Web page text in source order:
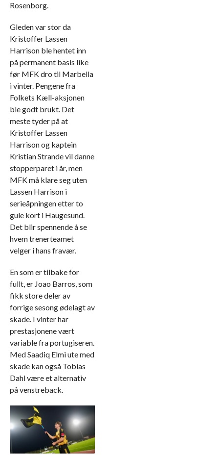
Rosenborg.
Gleden var stor da
Kristoffer Lassen
Harrison ble hentet inn
på permanent basis like
før MFK dro til Marbella
i vinter. Pengene fra
Folkets Kæll-aksjonen
ble godt brukt. Det
meste tyder på at
Kristoffer Lassen
Harrison og kaptein
Kristian Strande vil danne
stopperparet i år, men
MFK må klare seg uten
Lassen Harrison i
serieåpningen etter to
gule kort i Haugesund.
Det blir spennende å se
hvem trenerteamet
velger i hans fravær.
En som er tilbake for
fullt, er Joao Barros, som
fikk store deler av
forrige sesong ødelagt av
skade. I vinter har
prestasjonene vært
variable fra portugiseren.
Med Saadiq Elmi ute med
skade kan også Tobias
Dahl være et alternativ
på venstreback.